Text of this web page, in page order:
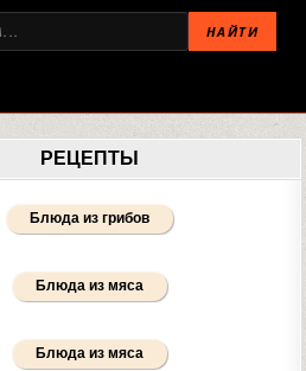
НАЙТИ
РЕЦЕПТЫ
Блюда из грибов
Блюда из мяса
Блюда из мяса